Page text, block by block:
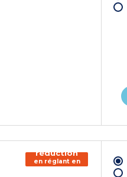
150€ de
réduction
en réglant en
chèque